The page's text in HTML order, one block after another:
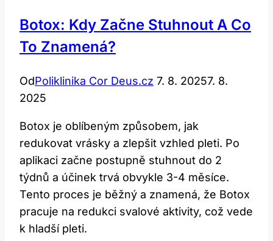
Botox: Kdy Začne Stuhnout A Co
To Znamená?
OdPoliklinika Cor Deus.cz 7. 8. 20257. 8.
2025
Botox je oblíbeným způsobem, jak
redukovat vrásky a zlepšit vzhled pleti. Po
aplikaci začne postupně stuhnout do 2
týdnů a účinek trvá obvykle 3-4 měsíce.
Tento proces je běžný a znamená, že Botox
pracuje na redukci svalové aktivity, což vede
k hladší pleti.